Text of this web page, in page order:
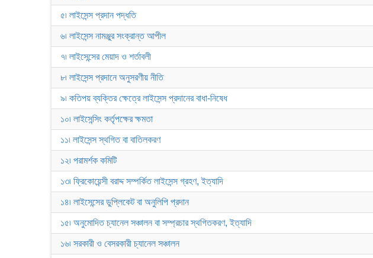
৫৷ লাইসেন্স প্রদান পদ্ধতি
৬৷ লাইসেন্স নামঞ্জুর সংক্রান্ত আপীল
৭৷ লাইসেন্সের মেয়াদ ও শর্তাবলী
৮৷ লাইসেন্স প্রদানে অনুসরণীয় নীতি
৯৷ কতিপয় ব্যক্তির ক্ষেত্রে লাইসেন্স প্রদানের বাধা-নিষেধ
১০৷ লাইসেন্সিং কর্তৃপক্ষের ক্ষমতা
১১৷ লাইসেন্স স্থগিত বা বাতিলকরণ
১২৷ পরামর্শক কমিটি
১৩৷ ফ্রিকোয়েন্সী বরাদ্দ সম্পর্কিত লাইসেন্স গ্রহণ, ইত্যাদি
১৪৷ লাইসেন্সের ডুপ্লিকেট বা অনুলিপি প্রদান
১৫৷ অনুমোদিত চ্যানেল সঞ্চালন বা সম্প্রচার স্থগিতকরণ, ইত্যাদি
১৬৷ সরকারী ও বেসরকারী চ্যানেল সঞ্চালন